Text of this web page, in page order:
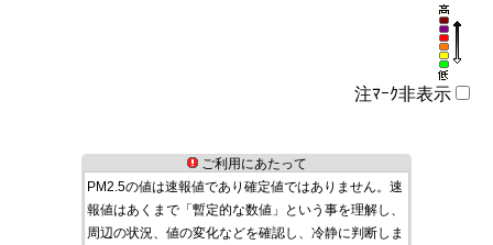
注ﾏｰｸ非表示
ご利用にあたって
PM2.5の値は速報値であり確定値ではありません。速
報値はあくまで「暫定的な数値」という事を理解し、
周辺の状況、値の変化などを確認し、冷静に判断しま